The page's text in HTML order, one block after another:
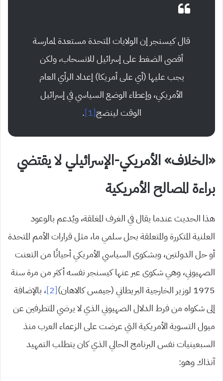
قال كيسنجر إن الولايات المتحدة مستعدة لممارسة
أقصى الضغط على إسرائيل للانسحاب، ولكن
يجب عليها (أي على أمريكا) إعداد الرأي العام
الأمريكي، وإعطاء الوضع السياسي في إسرائيل
الوقت لينضج[1]
.
«الخلاف» الأمريكي-الإسرائيلي لا يقتضي
براءة المصالح الأمريكية
هذا الحديث عندما يقال في الغرف المغلقة، ويُدعم بالوعود
العلنية المتكررة والمتعلقة بحل سلمي ما، مثل قرارات الأمم المتحدة
أو حل الدولتين، وبشكوى السياسي الأمريكي أحيانًا من التعنت
الصهيوني، وهي شكوى عبر عنها كيسنجر نفسه أكثر من مرة سنة
1975 لوزير الخارجية البريطاني (جيمس كالاهان)
[2]
، بالإضافة
إلى شكواه من فرط الدلال الصهيوني الذي لا يرضي المتطرفين عن
ميول التسوية الأمريكية التي عرضت على الزعماء العرب منذ
السبعينيات نفس البرنامج الحالي الذي كان يتطلب التمهيد
آنذاك وهو: